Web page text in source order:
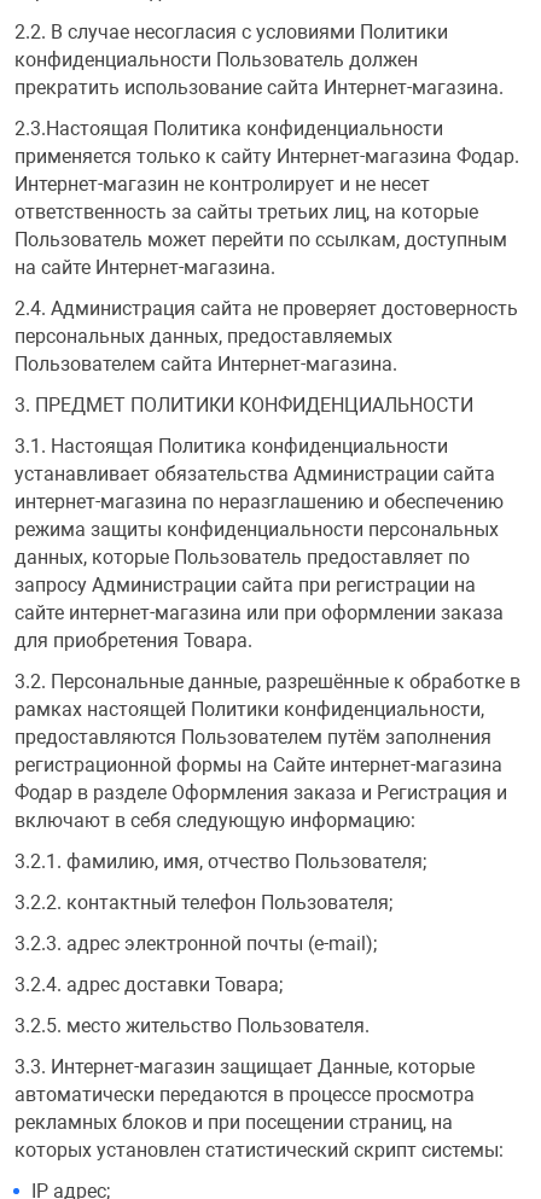
Фитнес-
Чехлы для
Мячи и
Развивающие
2.2. В случае несогласия с условиями Политики
конфиденциальности Пользователь должен
прекратить использование сайта Интернет-магазина.
2.3.Настоящая Политика конфиденциальности
применяется только к сайту Интернет-магазина Фодар.
Интернет-магазин не контролирует и не несет
ответственность за сайты третьих лиц, на которые
Пользователь может перейти по ссылкам, доступным
на сайте Интернет-магазина.
2.4. Администрация сайта не проверяет достоверность
персональных данных, предоставляемых
Пользователем сайта Интернет-магазина.
3. ПРЕДМЕТ ПОЛИТИКИ КОНФИДЕНЦИАЛЬНОСТИ
3.1. Настоящая Политика конфиденциальности
устанавливает обязательства Администрации сайта
интернет-магазина по неразглашению и обеспечению
режима защиты конфиденциальности персональных
данных, которые Пользователь предоставляет по
запросу Администрации сайта при регистрации на
сайте интернет-магазина или при оформлении заказа
для приобретения Товара.
3.2. Персональные данные, разрешённые к обработке в
рамках настоящей Политики конфиденциальности,
предоставляются Пользователем путём заполнения
регистрационной формы на Сайте интернет-магазина
Фодар в разделе Оформления заказа и Регистрация и
включают в себя следующую информацию:
3.2.1. фамилию, имя, отчество Пользователя;
3.2.2. контактный телефон Пользователя;
3.2.3. адрес электронной почты (e-mail);
3.2.4. адрес доставки Товара;
3.2.5. место жительство Пользователя.
3.3. Интернет-магазин защищает Данные, которые
автоматически передаются в процессе просмотра
рекламных блоков и при посещении страниц, на
которых установлен статистический скрипт системы:
IP адрес;